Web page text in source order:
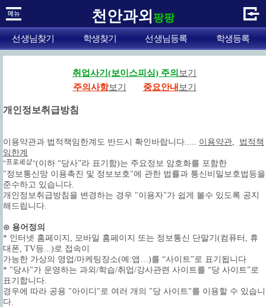
천안과외 팡팡
선생님찾기 학생찾기 선생님등록 학생등록
취업사기(보이스피싱) 주의 보기
주의사항보기 중요안내 보기
개인정보취급방침
이용약관과 법적책임한계도 반드시 확인바랍니다..... 이용약관, 법적책
임한계
" "(이하 “당사”라 표기함)는 주요정보 암호화를 포함한
"정보통신망 이용촉진 및 정보보호"에 관한 법률과 통신비밀보호법등을
준수하고 있습니다.
개인정보취급방침을 변경하는 경우 "이용자"가 쉽게 볼수 있도록 공지
해드립니다.
⊙ 용어정의
* 인터넷 홈페이지, 모바일 홈페이지 또는 정보통신 단말기(컴퓨터, 휴
대폰, TV등...)로 접속이
가능한 가상의 영업/마케팅장소(예:앱…)를 “사이트”로 표기됩니다
* "당사"가 운영하는 과외/학습/취업/강사관련 사이트를 “당 사이트”로
표기합니다.
경우에 따라 공용 "아이디"로 여러 개의 "당 사이트"를 이용할 수 있습니
다.